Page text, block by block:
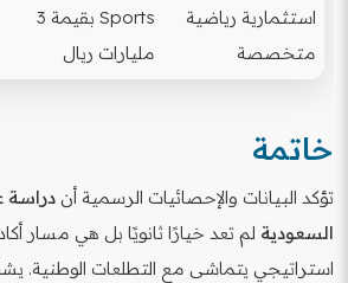
استثمارية رياضية
متخصصة
Sports بقيمة 3
مليارات ريال
خاتمة
تؤكد البيانات والإحصائيات الرسمية أن دراسة
السعودية لم تعد خيارًا ثانويًا بل هي مسار
استراتيجي يتماشى مع التطلعات الوطنية.